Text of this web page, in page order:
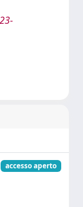
accesso aperto